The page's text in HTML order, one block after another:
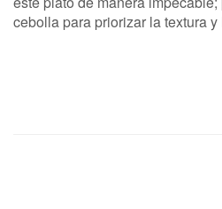
cebolla para priorizar la textura